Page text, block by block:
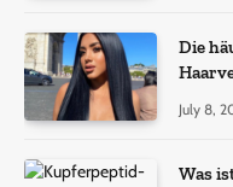
Die
July 8,
Was